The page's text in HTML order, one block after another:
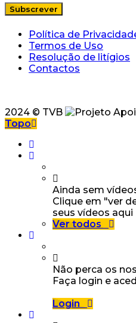
Política de
Termos de Uso
Resolução de litígios
Contactos
2024 © TVB
Topo
Ainda sem
Clique em "ver
seus vídeos aqui
Ver todos
Não perca os
Faça login e
Login